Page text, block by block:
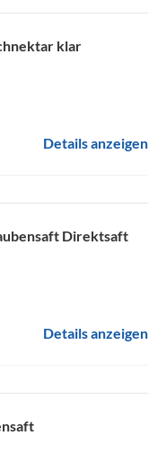
klar
Details anzeigen
Direktsaft
Details anzeigen